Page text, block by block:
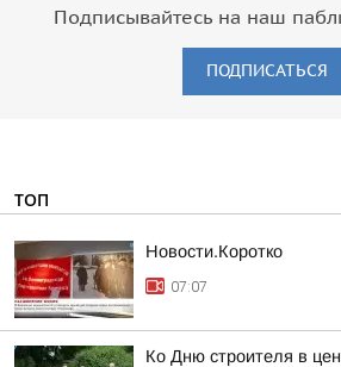
Подписывайтесь на наш
ПОДПИСАТЬСЯ
ТОП
Новости.Коротко
07:07
Ко Дню строителя в